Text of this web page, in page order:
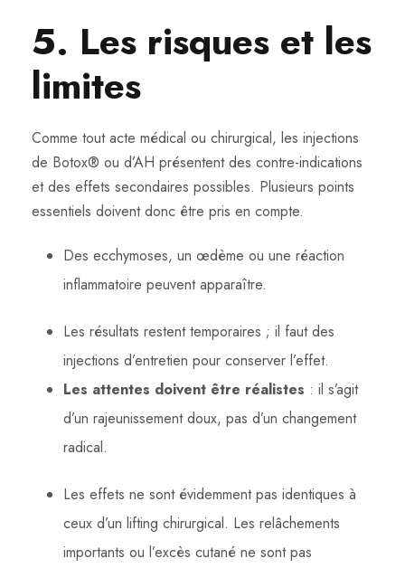
5. Les risques et les
limites
Comme tout acte médical ou chirurgical, les injections
de Botox® ou d’AH présentent des contre-indications
et des effets secondaires possibles. Plusieurs points
essentiels doivent donc être pris en compte.
Des ecchymoses, un œdème ou une réaction
inflammatoire peuvent apparaître.
Les résultats restent temporaires ; il faut des
injections d’entretien pour conserver l’effet.
Les attentes doivent être réalistes : il s’agit
d’un rajeunissement doux, pas d’un changement
radical.
Les effets ne sont évidemment pas identiques à
ceux d’un lifting chirurgical. Les relâchements
importants ou l’excès cutané ne sont pas